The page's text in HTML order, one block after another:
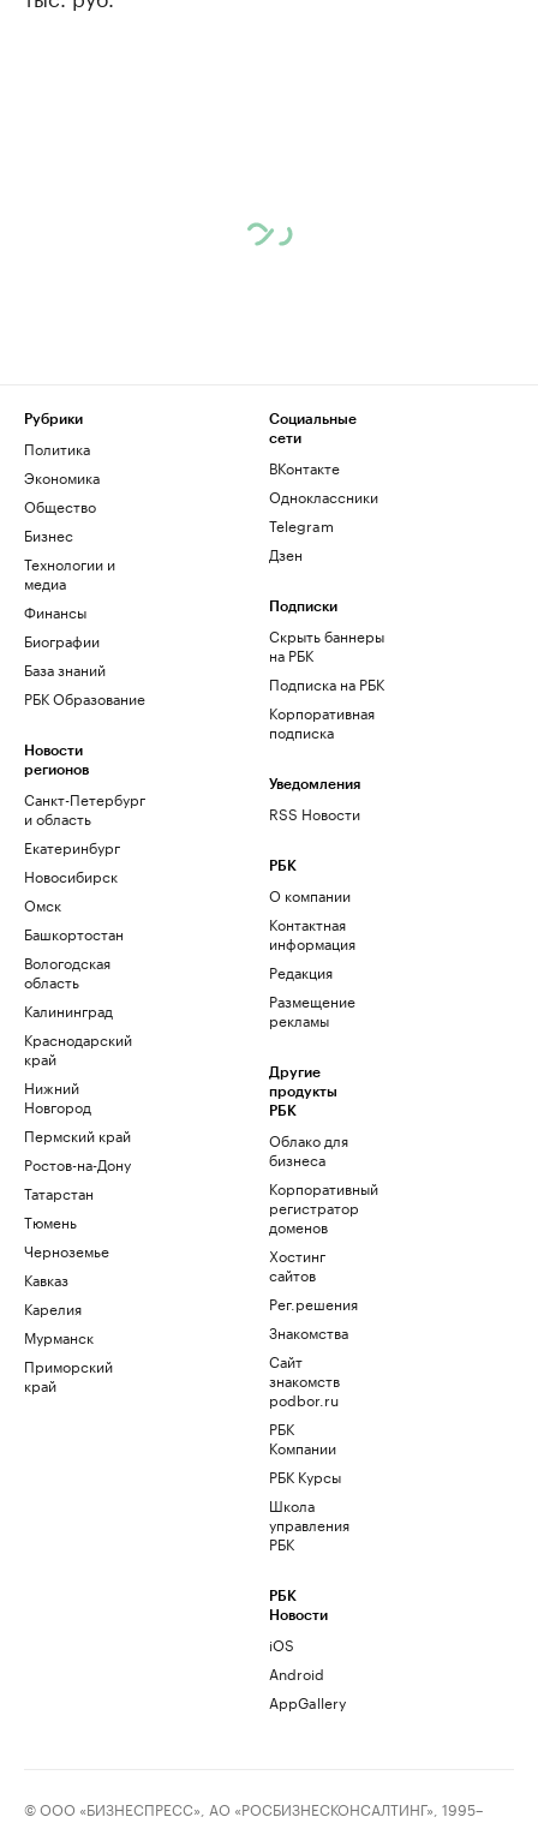
Рубрики
Политика
Экономика
Общество
Бизнес
Технологии и
медиа
Финансы
Биографии
База знаний
РБК Образование
Новости
регионов
Санкт-Петербург
и область
Екатеринбург
Новосибирск
Омск
Башкортостан
Вологодская
область
Калининград
Краснодарский
край
Нижний
Новгород
Пермский край
Ростов-на-Дону
Татарстан
Тюмень
Черноземье
Кавказ
Карелия
Мурманск
Приморский
край
Социальные
сети
ВКонтакте
Одноклассники
Telegram
Дзен
Подписки
Скрыть баннеры
на РБК
Подписка на РБК
Корпоративная
подписка
Уведомления
RSS Новости
РБК
О компании
Контактная
информация
Редакция
Размещение
рекламы
Другие
продукты
РБК
Облако для
бизнеса
Корпоративный
регистратор
доменов
Хостинг
сайтов
Рег.решения
Знакомства
Сайт
знакомств
podbor.ru
РБК
Компании
РБК Курсы
Школа
управления
РБК
РБК
Новости
iOS
Android
AppGallery
© ООО «БИЗНЕСПРЕСС», АО «РОСБИЗНЕСКОНСАЛТИНГ», 1995–